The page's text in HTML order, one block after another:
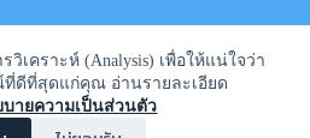
วิเคราะห์ (Analysis) เพื่อให้แน่ใจว่า
ที่ดีที่สุดแก่คุณ อ่านรายละเอียด
บายความเป็นส่วนตัว